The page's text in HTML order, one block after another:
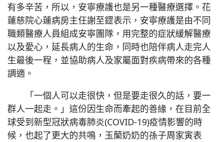
有多辛苦，所以，安寧療護也是另一種醫療選擇。花
蓮慈院心蓮病房主任謝至鎠表示，安寧療護是由不同
職類醫療人員組成安寧團隊，用完整的症狀緩解醫療
以及愛心，延長病人的生命，同時也陪伴病人走完人
生最後一程，並協助病人及家屬面對疾病帶來的各種
調適。
「一個人可以走很快，但是要走很久的話，要一
群人一起走。」這份因生命而牽起的善緣，在目前全
球受到新型冠狀病毒肺炎(COVID-19)疫情影響的時
候，也起了更大的共鳴，玉蘭奶奶的孫子周家寅表